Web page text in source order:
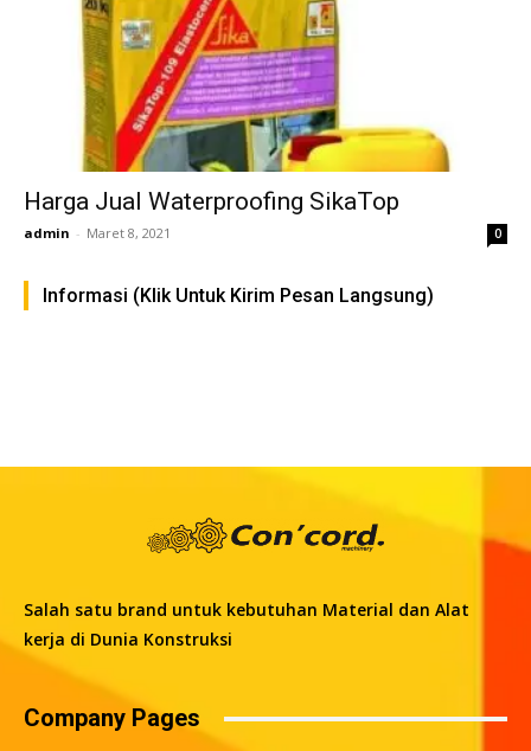
Harga Jual Waterproofing SikaTop
admin - Maret 8, 2021 0
Informasi (Klik Untuk Kirim Pesan Langsung)
Salah satu brand untuk kebutuhan Material dan Alat
kerja di Dunia Konstruksi
Company Pages